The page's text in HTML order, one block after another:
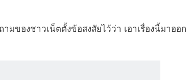
มของชาวเน็ตตั้งข้อสงสัยไว้ว่า เอาเรื่องนี้มาออก